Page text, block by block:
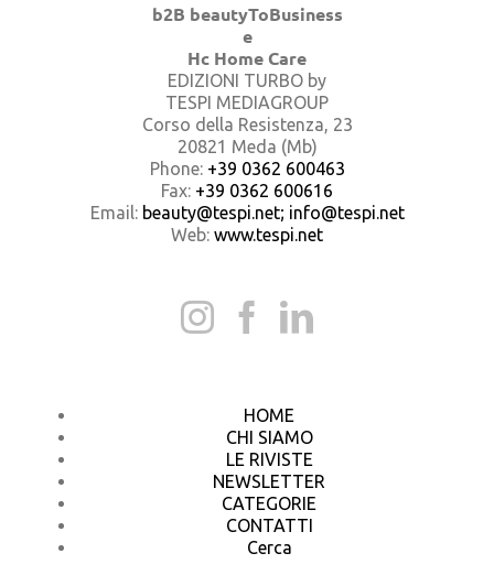
b2B beautyToBusiness
e
Hc Home Care
EDIZIONI TURBO by
TESPI MEDIAGROUP
Corso della Resistenza, 23
20821 Meda (Mb)
Phone: +39 0362 600463
Fax: +39 0362 600616
Email: beauty@tespi.net; info@tespi.net
Web: www.tespi.net
HOME
CHI SIAMO
LE RIVISTE
NEWSLETTER
CATEGORIE
CONTATTI
Cerca